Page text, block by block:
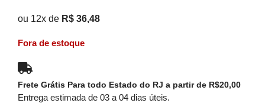
ou 12x de R$ 36,48
Fora de estoque
Frete Grátis Para todo Estado do RJ a partir de R$20,00
Entrega estimada de 03 a 04 dias úteis.